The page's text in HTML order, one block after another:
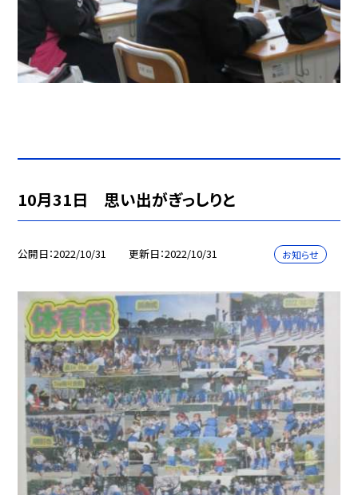
10月31日 思い出がぎっしりと
公開日 2022/10/31 更新日 2022/10/31 お知らせ